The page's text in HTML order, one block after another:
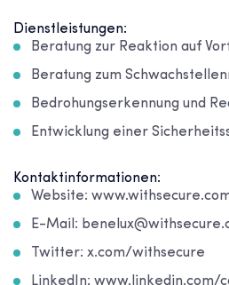
Dienstleistungen:
Beratung zur Reaktion auf
Beratung zum
Bedrohungserkennung und
Entwicklung einer
Kontaktinformationen:
Website:
E-Mail:
Twitter: x.com/withsecure
LinkedIn: www.linkedin.com/